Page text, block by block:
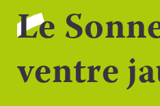
Le
ventre